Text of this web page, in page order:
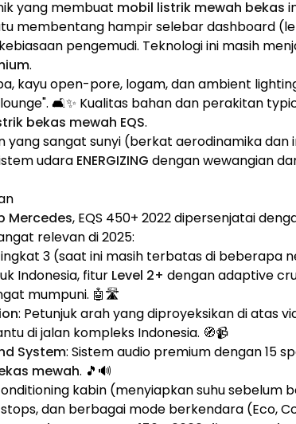
yang membuat mobil listrik mewah bekas
membentang hampir selebar dashboard
pengemudi. Teknologi ini masih
.
kayu open-pore, logam, dan ambient
🛋️✨ Kualitas bahan dan perakitan
bekas mewah EQS.
yang sangat sunyi (berkat aerodinamika dan
udara ENERGIZING dengan wewangian
Mercedes, EQS 450+ 2022 dipersenjatai
relevan di 2025:
3 (saat ini masih terbatas di beberapa
Indonesia, fitur Level 2+ dengan adaptive
mumpuni. 🤖🛣️
: Petunjuk arah yang diproyeksikan di atas
di jalan kompleks Indonesia. 🧭📹
System: Sistem audio premium dengan 15
mewah. 🎵🔊
kabin (menyiapkan suhu sebelum
dan berbagai mode berkendara (Eco,